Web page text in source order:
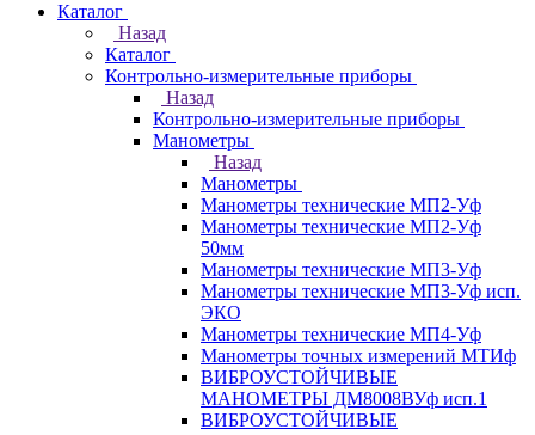
Каталог
Назад
Каталог
Контрольно-измерительные приборы
Назад
Контрольно-измерительные приборы
Манометры
Назад
Манометры
Манометры технические МП2-Уф
Манометры технические МП2-Уф
50мм
Манометры технические МП3-Уф
Манометры технические МП3-Уф исп.
ЭКО
Манометры технические МП4-Уф
Манометры точных измерений МТИф
ВИБРОУСТОЙЧИВЫЕ
МАНОМЕТРЫ ДМ8008ВУф исп.1
ВИБРОУСТОЙЧИВЫЕ